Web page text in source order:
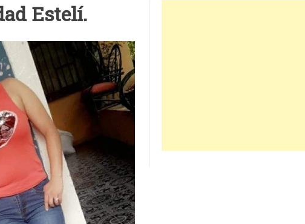
accidente de tránsito en León
Estelí.